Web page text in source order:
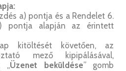
a) pontja és a Rendelet 6.
pontja alapján az érintett
kitöltését követően, az
mező kipipálásával,
„Üzenet beküldése” gomb